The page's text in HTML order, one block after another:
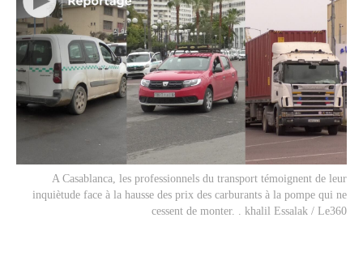
A Casablanca, les professionnels du transport témoignent de leur
inquiètude face à la hausse des prix des carburants à la pompe qui ne
cessent de monter. . khalil Essalak / Le360